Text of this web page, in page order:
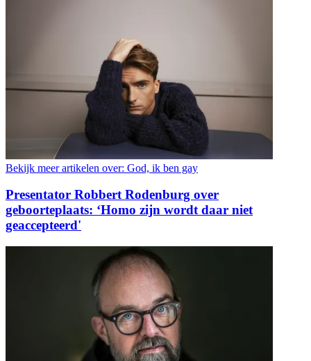
Bekijk meer artikelen over: God, ik ben gay
Presentator Robbert Rodenburg over
geboorteplaats: ‘Homo zijn wordt daar niet
geaccepteerd'